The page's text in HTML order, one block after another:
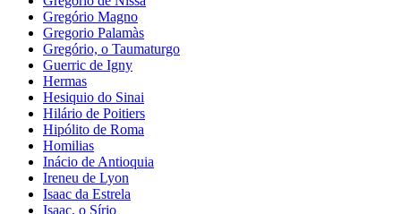
Gregório Magno
Gregorio Palamàs
Gregório, o Taumaturgo
Guerric de Igny
Hermas
Hesiquio do Sinai
Hilário de Poitiers
Hipólito de Roma
Homilias
Inácio de Antioquia
Ireneu de Lyon
Isaac da Estrela
Isaac, o Sírio